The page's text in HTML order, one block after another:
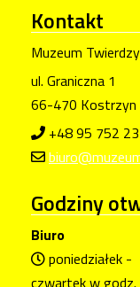
Kontakt
Muzeum
ul. Graniczna 1
66-470 Kostrzyn
+48 95 752
Godziny
Biuro
poniedziałek -
czwartek w godz.